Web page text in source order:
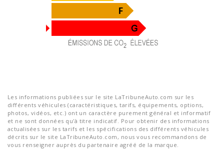
Les informations publiées sur le site LaTribuneAuto.com sur les
différents véhicules (caractéristiques, tarifs, équipements, options,
photos, vidéos, etc.) ont un caractère purement général et informatif
et ne sont données qu'à titre indicatif. Pour obtenir des informations
actualisées sur les tarifs et les spécifications des différents véhicules
décrits sur le site LaTribuneAuto.com, nous vous recommandons de
vous renseigner auprès du partenaire agréé de la marque.